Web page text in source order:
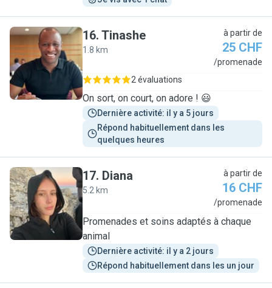
T
16. Tinashe
1.8 km
à partir de
25 CHF
/promenade
2 évaluations
On sort, on court, on adore ! 😃
Dernière activité: il y a 5 jours
Répond habituellement dans les
quelques heures
D
17. Diana
5.2 km
à partir de
16 CHF
/promenade
Promenades et soins adaptés à chaque
animal
Dernière activité: il y a 2 jours
Répond habituellement dans les un jour